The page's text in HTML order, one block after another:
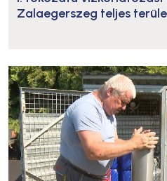
Zalaegerszeg teljes